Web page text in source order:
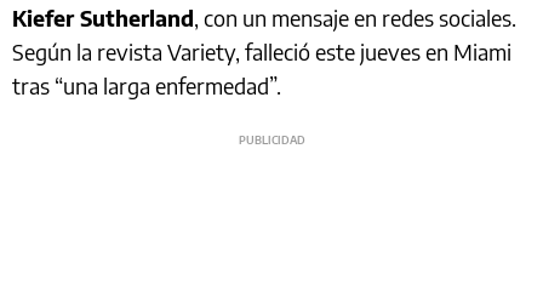
Kiefer Sutherland, con un mensaje en redes sociales.
Según la revista Variety, falleció este jueves en Miami
tras “una larga enfermedad”.